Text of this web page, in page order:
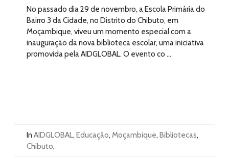
No passado dia 29 de novembro, a Escola Primária do
Bairro 3 da Cidade, no Distrito do Chibuto, em
Moçambique, viveu um momento especial com a
inauguração da nova biblioteca escolar, uma iniciativa
promovida pela AIDGLOBAL. O evento co ...
In AIDGLOBAL, Educação, Moçambique, Bibliotecas,
Chibuto,